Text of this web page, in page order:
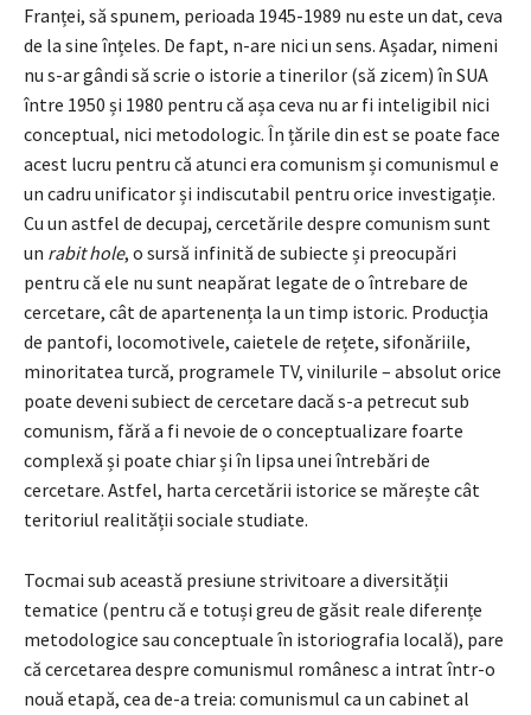
Franței, să spunem, perioada 1945-1989 nu este un dat, ceva
de la sine înțeles. De fapt, n-are nici un sens. Așadar, nimeni
nu s-ar gândi să scrie o istorie a tinerilor (să zicem) în SUA
între 1950 și 1980 pentru că așa ceva nu ar fi inteligibil nici
conceptual, nici metodologic. În țările din est se poate face
acest lucru pentru că atunci era comunism și comunismul e
un cadru unificator și indiscutabil pentru orice investigație.
Cu un astfel de decupaj, cercetările despre comunism sunt
un rabit hole, o sursă infinită de subiecte și preocupări
pentru că ele nu sunt neapărat legate de o întrebare de
cercetare, cât de apartenența la un timp istoric. Producția
de pantofi, locomotivele, caietele de rețete, sifonăriile,
minoritatea turcă, programele TV, vinilurile – absolut orice
poate deveni subiect de cercetare dacă s-a petrecut sub
comunism, fără a fi nevoie de o conceptualizare foarte
complexă și poate chiar și în lipsa unei întrebări de
cercetare. Astfel, harta cercetării istorice se mărește cât
teritoriul realității sociale studiate.
Tocmai sub această presiune strivitoare a diversității
tematice (pentru că e totuși greu de găsit reale diferențe
metodologice sau conceptuale în istoriografia locală), pare
că cercetarea despre comunismul românesc a intrat într-o
nouă etapă, cea de-a treia: comunismul ca un cabinet al